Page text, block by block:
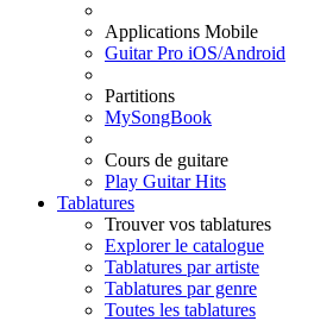
Applications Mobile
Guitar Pro iOS/Android
Partitions
MySongBook
Cours de guitare
Play Guitar Hits
Tablatures
Trouver vos tablatures
Explorer le catalogue
Tablatures par artiste
Tablatures par genre
Toutes les tablatures